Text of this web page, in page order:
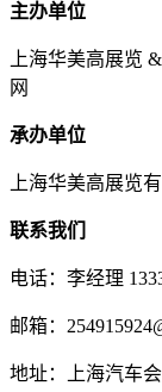
主办单位
上海华美高展览
网
承办单位
上海华美高展览
联系我们
电话：李经理
邮箱：
地址：上海汽车